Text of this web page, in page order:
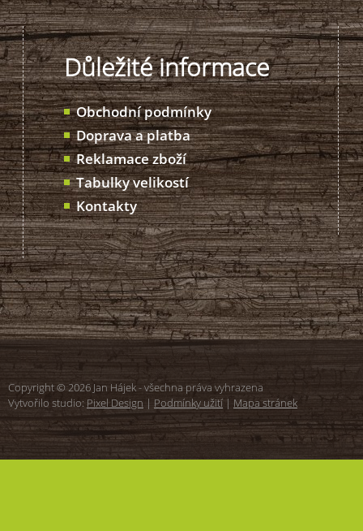
Důležité informace
Obchodní podmínky
Doprava a platba
Reklamace zboží
Tabulky velikostí
Kontakty
Copyright © 2026 Jan Hájek - všechna práva vyhrazena
Vytvořilo studio: Pixel Design | Podmínky užití | Mapa stránek